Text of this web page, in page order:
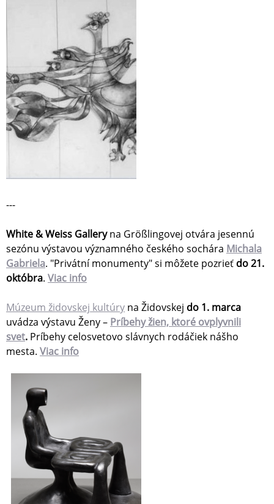
---
White & Weiss Galleryna Größlingovej otvára jesennú
sezónu výstavou významného českého sochára Michala
Gabriela. "Privátní monumenty" si môžete pozrieť do 21.
októbra. Viac info
Múzeum židovskej kultúry na Židovskej do 1. marca
uvádza výstavu Ženy – Príbehy žien, ktoré ovplyvnili
svet. Príbehy celosvetovo slávnych rodáčiek nášho
mesta. Viac info